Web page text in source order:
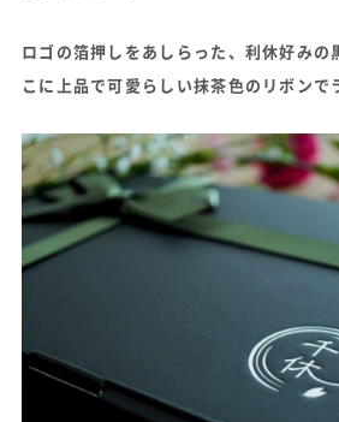
ロゴの箔押しをあしらった、利休好みの
こに上品で可愛らしい抹茶色のリボンで